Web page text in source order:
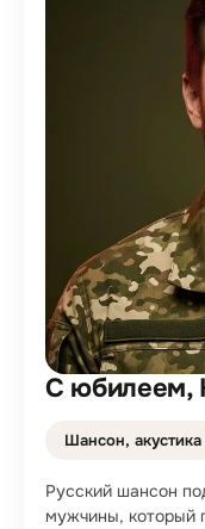
С юбилеем,
Шансон, акустика
Русский шансон
мужчины, который